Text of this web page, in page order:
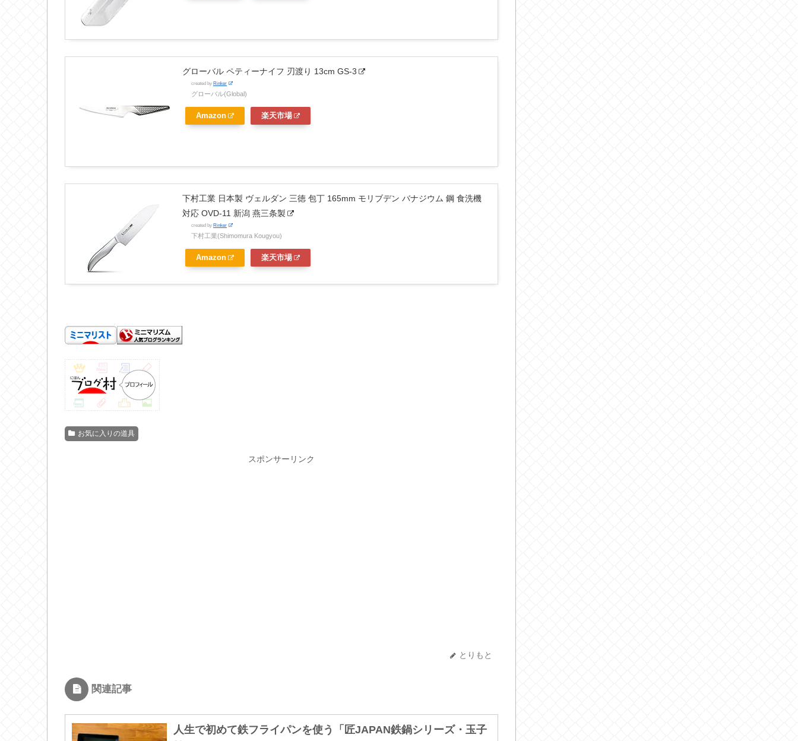
グローバル ペティーナイフ 刃渡り 13cm GS-3
created by Rinker
グローバル(Global)
Amazon 楽天市場
下村工業 日本製 ヴェルダン 三徳 包丁 165mm モリブデン バナジウム 鋼 食洗機
対応 OVD-11 新潟 燕三条製
created by Rinker
下村工業(Shimomura Kougyou)
Amazon 楽天市場
お気に入りの道具
スポンサーリンク
とりもと
関連記事
人生で初めて鉄フライパンを使う「匠JAPAN鉄鍋シリーズ・玉子